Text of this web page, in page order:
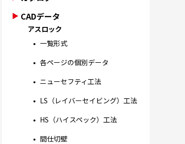
CADデータ
アスロック
一覧形式
各ページの個別データ
ニューセフティ工法
LS（レイバーセイビング）工法
HS（ハイスペック）工法
間仕切壁